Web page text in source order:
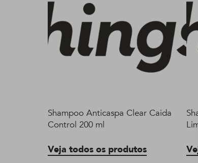
Shampoo Anticaspa Clear Caida
Control 200 ml
Veja todos os produtos